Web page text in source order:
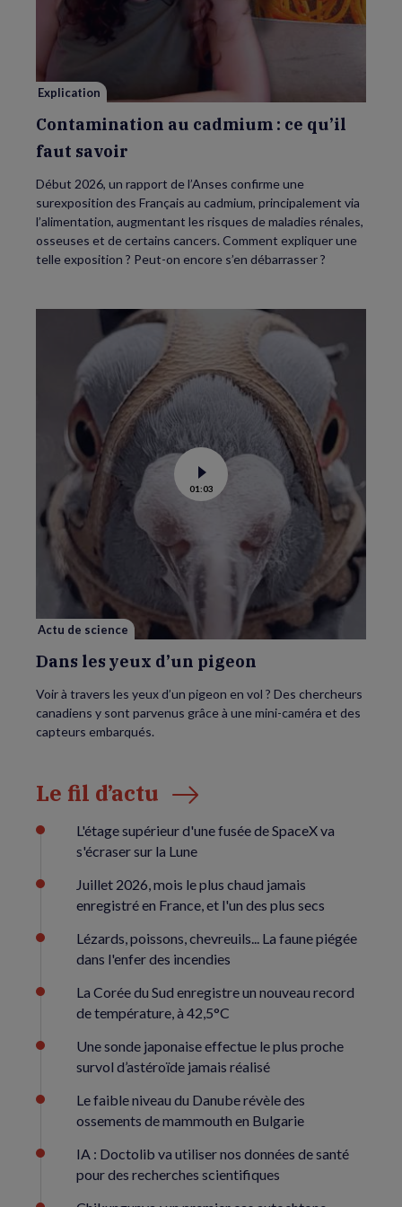
cadmium :
Explication
Contamination au cadmium : ce qu’il
faut savoir
Début 2026, un rapport de l’Anses confirme une
surexposition des Français au cadmium, principalement via
l’alimentation, augmentant les risques de maladies rénales,
osseuses et de certains cancers. Comment expliquer une
telle exposition ? Peut-on encore s’en débarrasser ?
Voir
la
vidéo
01:03
Actu de science
Dans les yeux d’un pigeon
Voir à travers les yeux d’un pigeon en vol ? Des chercheurs
canadiens y sont parvenus grâce à une mini-caméra et des
capteurs embarqués.
Le fil d’actu
L'étage supérieur d'une fusée de SpaceX va
s'écraser sur la Lune
Juillet 2026, mois le plus chaud jamais
enregistré en France, et l'un des plus secs
Lézards, poissons, chevreuils... La faune piégée
dans l'enfer des incendies
La Corée du Sud enregistre un nouveau record
de température, à 42,5°C
Une sonde japonaise effectue le plus proche
survol d’astéroïde jamais réalisé
Le faible niveau du Danube révèle des
ossements de mammouth en Bulgarie
IA : Doctolib va utiliser nos données de santé
pour des recherches scientifiques